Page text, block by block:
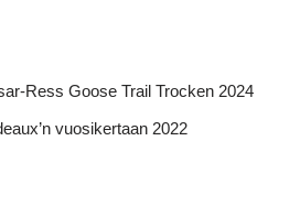
Ress Goose Trail Trocken 2024
vuosikertaan 2022